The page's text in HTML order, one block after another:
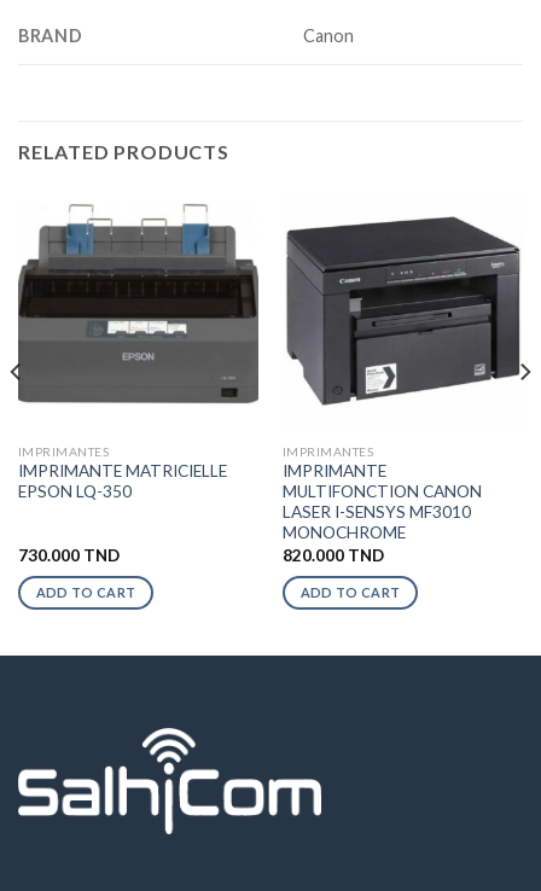
BRAND Canon
RELATED PRODUCTS
IMPRIMANTES
IMPRIMANTE MATRICIELLE
EPSON LQ-350
730.000 TND
ADD TO CART
IMPRIMANTES
IMPRIMANTE
MULTIFONCTION CANON
LASER I-SENSYS MF3010
MONOCHROME
820.000 TND
ADD TO CART